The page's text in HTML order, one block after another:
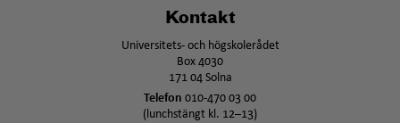
Kontakt
Universitets- och högskolerådet
Box 4030
171 04 Solna
Telefon 010-470 03 00
(lunchstängt kl. 12–13)